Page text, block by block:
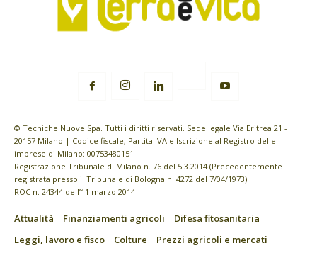
© Tecniche Nuove Spa. Tutti i diritti riservati. Sede legale Via Eritrea 21 -
20157 Milano | Codice fiscale, Partita IVA e Iscrizione al Registro delle
imprese di Milano: 00753480151
Registrazione Tribunale di Milano n. 76 del 5.3.2014 (Precedentemente
registrata presso il Tribunale di Bologna n. 4272 del 7/04/1973)
ROC n. 24344 dell’11 marzo 2014
Attualità Finanziamenti agricoli
Difesa fitosanitaria
Leggi, lavoro e fisco
Colture
Prezzi agricoli e mercati